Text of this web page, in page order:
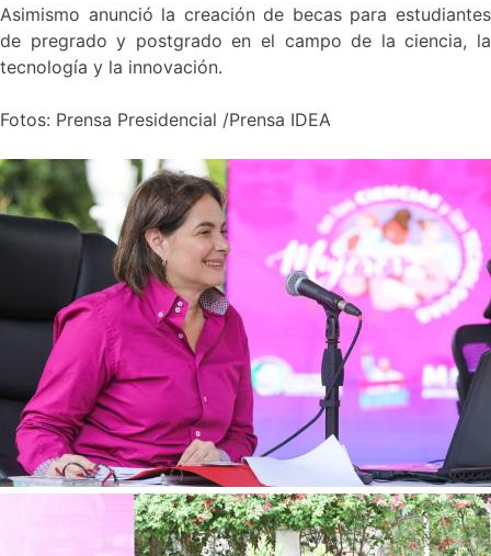
Asimismo anunció la creación de becas para estudiantes
de pregrado y postgrado en el campo de la ciencia, la
tecnología y la innovación.
Fotos: Prensa Presidencial /Prensa IDEA